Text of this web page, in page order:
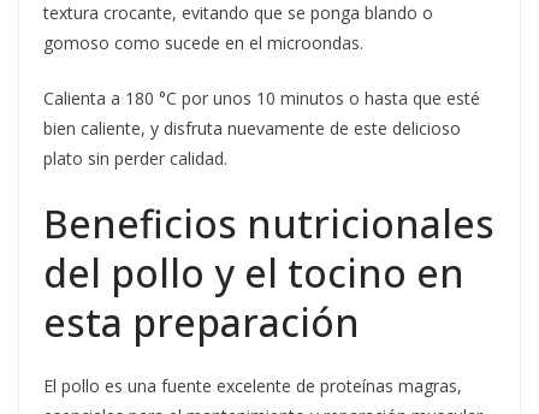
textura crocante, evitando que se ponga blando o
gomoso como sucede en el microondas.
Calienta a 180 °C por unos 10 minutos o hasta que esté
bien caliente, y disfruta nuevamente de este delicioso
plato sin perder calidad.
Beneficios nutricionales
del pollo y el tocino en
esta preparación
El pollo es una fuente excelente de proteínas magras,